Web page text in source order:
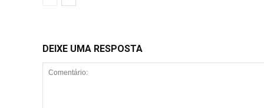
DEIXE UMA RESPOSTA